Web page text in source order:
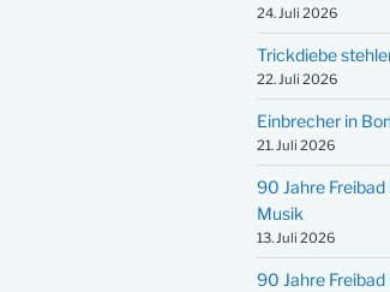
24. Juli 2026
Trickdiebe
22. Juli 2026
Einbrecher in
21. Juli 2026
90 Jahre
Musik
13. Juli 2026
90 Jahre